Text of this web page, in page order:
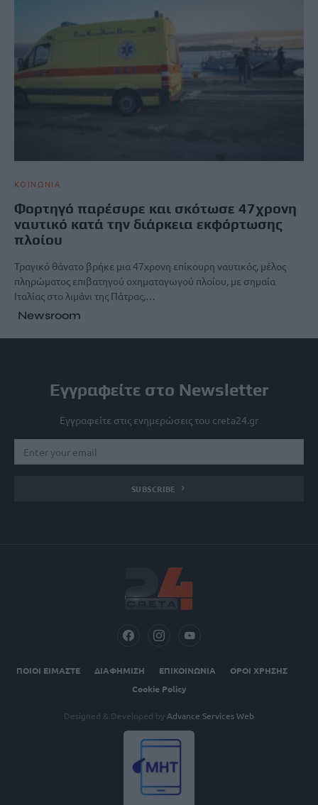
ΚΟΙΝΩΝΙΑ
Φορτηγό παρέσυρε και σκότωσε 47χρονη
ναυτικό κατά την διάρκεια εκφόρτωσης
πλοίου
Τραγικό θάνατο βρήκε μια 47χρονη επίκουρη ναυτικός, μέλος
πληρώματος επιβατηγού οχηματαγωγού πλοίου, με σημαία
Ιταλίας στο λιμάνι της Πάτρας,…
Newsroom
Εγγραφείτε στο Newsletter
Εγγραφείτε στις ενημερώσεις του creta24.gr
SUBSCRIBE
ΠΟΙΟΙ ΕΙΜΑΣΤΕ ΔΙΑΦΗΜΙΣΗ ΕΠΙΚΟΙΝΩΝΙΑ
ΟΡΟΙ ΧΡΗΣΗΣ
Cookie Policy
Designed & Developed by Advance Services Web